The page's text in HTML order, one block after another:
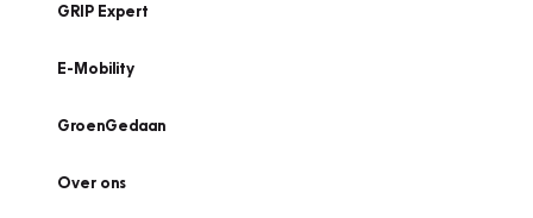
GRIP Expert
E-Mobility
GroenGedaan
Over ons